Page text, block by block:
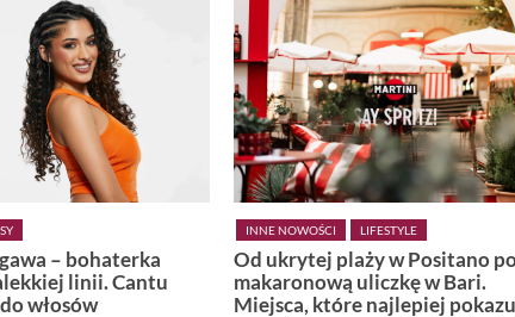
Od ukrytej plaży w Positano po
makaronową uliczkę w Bari.
Miejsca, które najlepiej pokazują,
KSIĄŻKI
Widzę, że